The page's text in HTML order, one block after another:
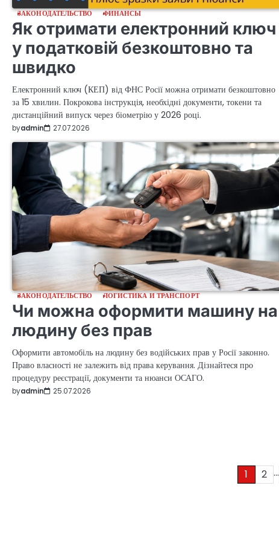
ЗАКОНОДАТЕЛЬСТВО ФИНАНСЫ
Як отримати електронний ключ
у податковій безкоштовно та
швидко
Електронний ключ (КЕП) від ФНС Росії можна отримати безкоштовно
за 15 хвилин. Покрокова інструкція, необхідні документи, токени та
дистанційний випуск через біометрію у 2026 році.
byadmin 27.07.2026
ЗАКОНОДАТЕЛЬСТВО ЛОГИСТИКА И ТРАНСПОРТ
Чи можна оформити машину на
людину без прав
Оформити автомобіль на людину без водійських прав у Росії законно.
Право власності не залежить від права керування. Дізнайтеся про
процедуру реєстрації, документи та нюанси ОСАГО.
byadmin 25.07.2026
1 2 …